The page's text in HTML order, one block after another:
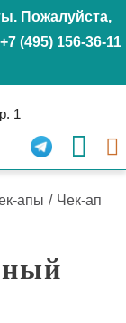
Пожалуйста,
+7 (495) 156-36-11
1
апы / Чек-ап